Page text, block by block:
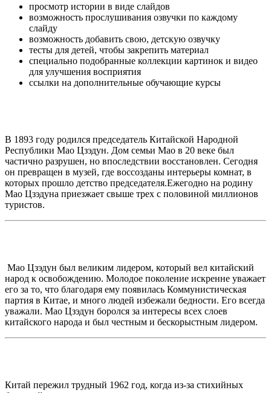
просмотр истории в виде слайдов
возможность прослушивания озвучки по каждому
слайду
возможность добавить свою, детскую озвучку
тесты для детей, чтобы закрепить материал
специально подобранные коллекции картинок и видео
для улучшения восприятия
ссылки на дополнительные обучающие курсы
В 1893 году родился председатель Китайской Народной
Республики Мао Цзэдун. Дом семьи Мао в 20 веке был
частично разрушен, но впоследствии восстановлен. Сегодня
он превращен в музей, где воссозданы интерьеры комнат, в
которых прошло детство председателя.Ежегодно на родину
Мао Цзэдуна приезжает свыше трех с половиной миллионов
туристов.
Мао Цзэдун был великим лидером, который вел китайский
народ к освобождению. Молодое поколение искренне уважает
его за то, что благодаря ему появилась Коммунистическая
партия в Китае, и много людей избежали бедности. Его всегда
уважали. Мао Цзэдун боролся за интересы всех слоев
китайского народа и был честным и бескорыстным лидером.
Китай пережил трудный 1962 год, когда из-за стихийных